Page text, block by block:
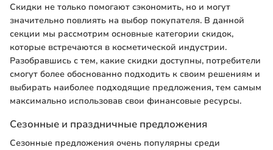
Скидки не только помогают сэкономить, но и могут
значительно повлиять на выбор покупателя. В данной
секции мы рассмотрим основные категории скидок,
которые встречаются в косметической индустрии.
Разобравшись с тем, какие скидки доступны, потребители
смогут более обоснованно подходить к своим решениям и
выбирать наиболее подходящие предложения, тем самым
максимально использовав свои финансовые ресурсы.
Сезонные и праздничные предложения
Сезонные предложения очень популярны среди